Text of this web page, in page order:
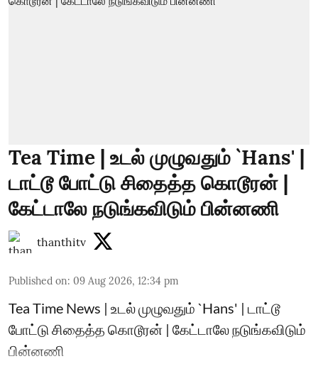
Tea Time | உடல் முழுவதும் `Hans' |
டாட்டூ போட்டு சிதைத்த கொடூரன் |
கேட்டாலே நடுங்கவிடும் பின்னணி
thanthitv
Published on: 09 Aug 2026, 12:34 pm
Tea Time News | உடல் முழுவதும் `Hans' | டாட்டூ
போட்டு சிதைத்த கொடூரன் | கேட்டாலே நடுங்கவிடும்
பின்னணி